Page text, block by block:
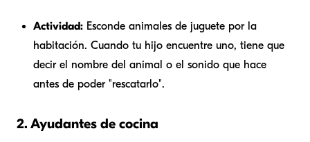
Actividad: Esconde animales de juguete por la
habitación. Cuando tu hijo encuentre uno, tiene que
decir el nombre del animal o el sonido que hace
antes de poder "rescatarlo".
2. Ayudantes de cocina